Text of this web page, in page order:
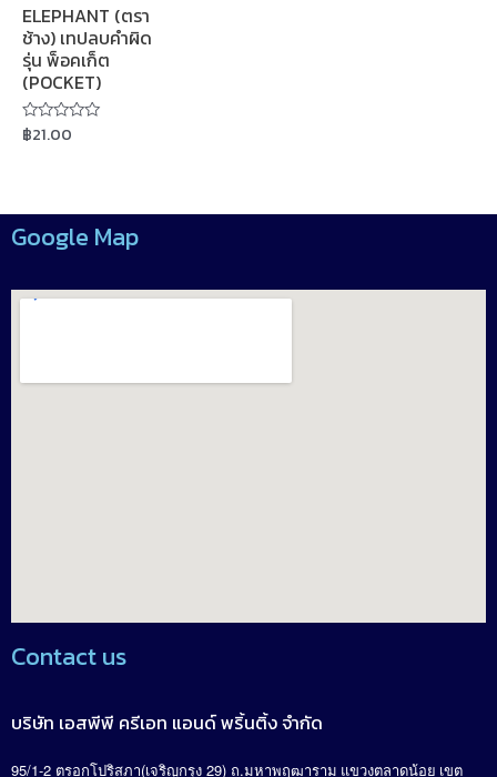
ELEPHANT (ตรา
ช้าง) เทปลบคำผิด
รุ่น พ็อคเก็ต
(POCKET)
Rated
0
฿21.00
Google Map
Contact us
บริษัท เอสพีพี ครีเอท แอนด์ พริ้นติ้ง จำกัด
95/1-2 ตรอกโปริสภา(เจริญกรุง 29) ถ.มหาพฤฒาราม แขวงตลาดน้อย เขต